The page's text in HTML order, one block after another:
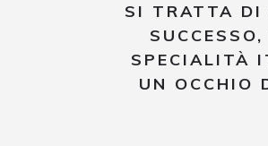
SI TRATTA DI
SPECIALITÀ
UN OCCHIO